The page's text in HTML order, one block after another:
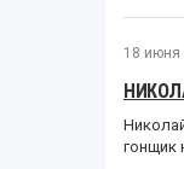
18 июня
гонщик